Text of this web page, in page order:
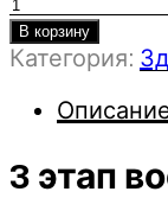
товара
3
В корзину
Категория:
3 этап